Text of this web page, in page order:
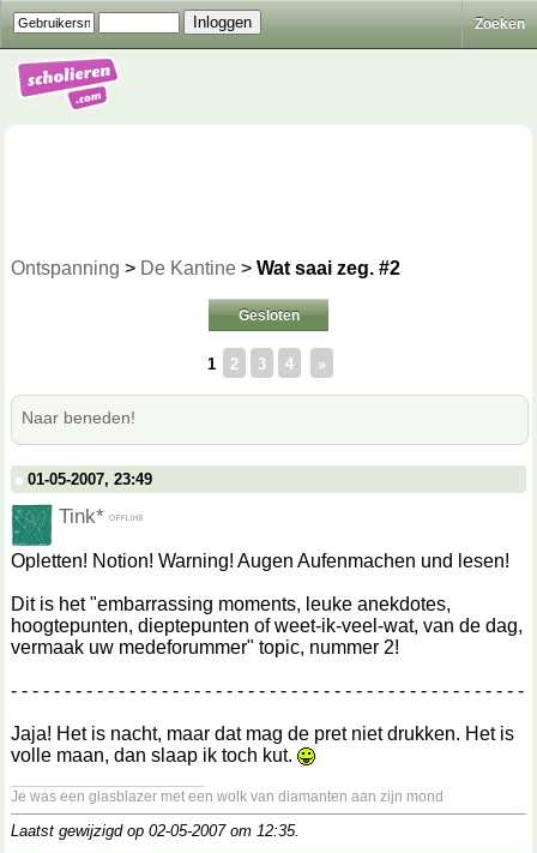
Zoeken
Ontspanning > De Kantine > Wat saai zeg. #2
Gesloten
1 2 3 4 »
Naar beneden!
01-05-2007, 23:49
Tink*
Opletten! Notion! Warning! Augen Aufenmachen und lesen!
Dit is het "embarrassing moments, leuke anekdotes,
hoogtepunten, dieptepunten of weet-ik-veel-wat, van de dag,
vermaak uw medeforummer" topic, nummer 2!
- - - - - - - - - - - - - - - - - - - - - - - - - - - - - - - - - - - - - - - - - - - - - - - -
Jaja! Het is nacht, maar dat mag de pret niet drukken. Het is
volle maan, dan slaap ik toch kut.
Je was een glasblazer met een wolk van diamanten aan zijn mond
Laatst gewijzigd op 02-05-2007 om 12:35.